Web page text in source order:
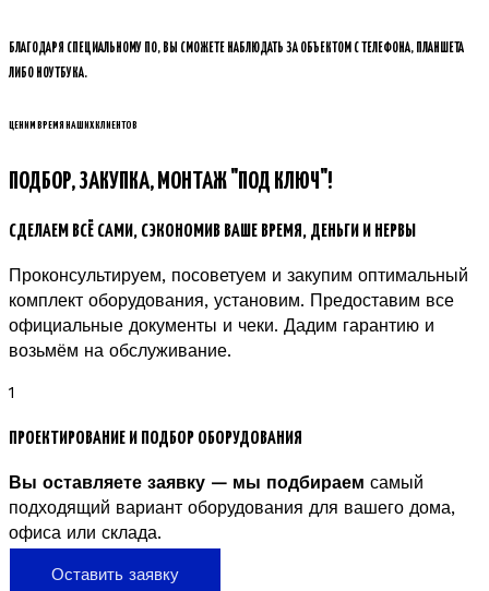
БЛАГОДАРЯ СПЕЦИАЛЬНОМУ ПО, ВЫ СМОЖЕТЕ НАБЛЮДАТЬ ЗА ОБЪЕКТОМ С ТЕЛЕФОНА, ПЛАНШЕТА
ЛИБО НОУТБУКА.
ЦЕНИМ ВРЕМЯ НАШИХ КЛИЕНТОВ
ПОДБОР, ЗАКУПКА, МОНТАЖ "ПОД КЛЮЧ"!
СДЕЛАЕМ ВСЁ САМИ, СЭКОНОМИВ ВАШЕ ВРЕМЯ, ДЕНЬГИ И НЕРВЫ
Проконсультируем, посоветуем и закупим оптимальный
комплект оборудования, установим. Предоставим все
официальные документы и чеки. Дадим гарантию и
возьмём на обслуживание.
1
ПРОЕКТИРОВАНИЕ И ПОДБОР ОБОРУДОВАНИЯ
Вы оставляете заявку — мы подбираем самый
подходящий вариант оборудования для вашего дома,
офиса или склада.
Оставить заявку